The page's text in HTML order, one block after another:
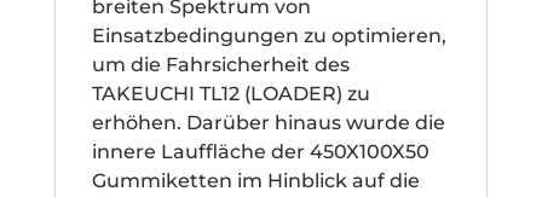
breiten Spektrum von
Einsatzbedingungen zu optimieren,
um die Fahrsicherheit des
TAKEUCHI TL12 (LOADER) zu
erhöhen. Darüber hinaus wurde die
innere Lauffläche der 450X100X50
Gummiketten im Hinblick auf die